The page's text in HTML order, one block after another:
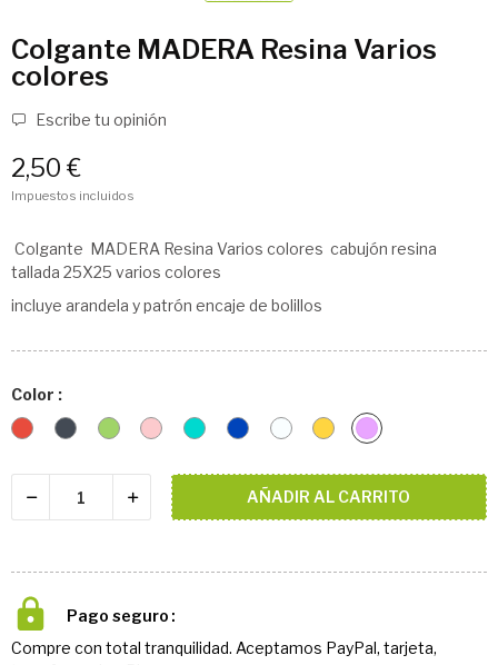
Colgante MADERA Resina Varios
colores
Escribe tu opinión
2,50 €
Impuestos incluidos
Colgante MADERA Resina Varios colores cabujón resina
tallada 25X25 varios colores
incluye arandela y patrón encaje de bolillos
Color :
Rojo
NegroVerdeRosa
Azul
Azul
CristalAmbarVioleta
AÑADIR AL CARRITO
Pago seguro
Compre con total tranquilidad. Aceptamos PayPal, tarjeta,